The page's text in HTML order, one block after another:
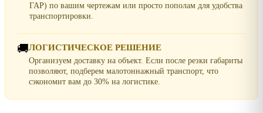
ГАР) по вашим чертежам или просто пополам для удобства
транспортировки.
🚚ЛОГИСТИЧЕСКОЕ РЕШЕНИЕ
Организуем доставку на объект. Если после резки габариты
позволяют, подберем малотоннажный транспорт, что
сэкономит вам до 30% на логистике.